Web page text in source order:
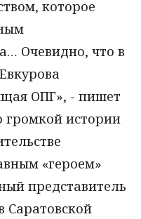
которое
Очевидно, что в
ОПГ», - пишет
громкой истории
«героем»
представитель
Саратовской